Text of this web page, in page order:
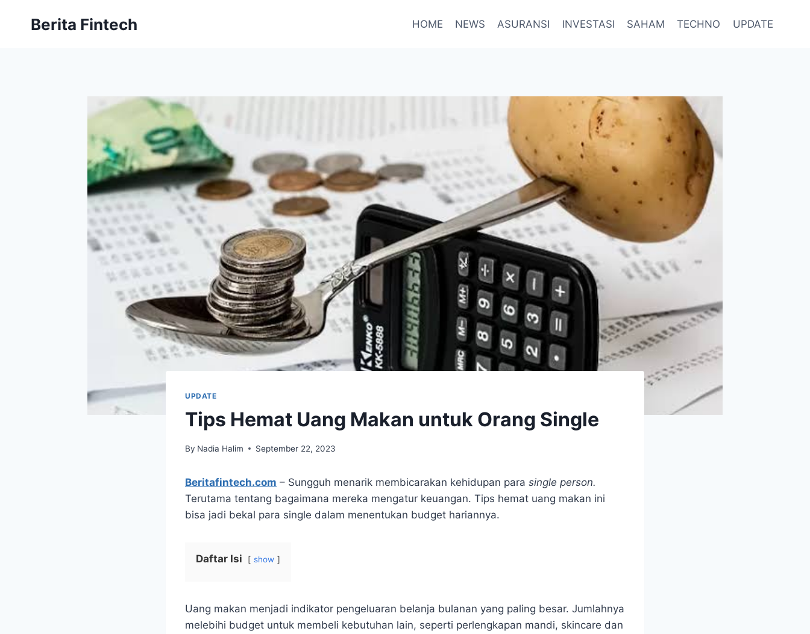
Berita Fintech HOME NEWS ASURANSI INVESTASI SAHAM TECHNO UPDATE
UPDATE
Tips Hemat Uang Makan untuk Orang Single
By Nadia Halim September 22, 2023
Beritafintech.com – Sungguh menarik membicarakan kehidupan para single person.
Terutama tentang bagaimana mereka mengatur keuangan. Tips hemat uang makan ini
bisa jadi bekal para single dalam menentukan budget hariannya.
Daftar Isi show
Uang makan menjadi indikator pengeluaran belanja bulanan yang paling besar. Jumlahnya
melebihi budget untuk membeli kebutuhan lain, seperti perlengkapan mandi, skincare dan